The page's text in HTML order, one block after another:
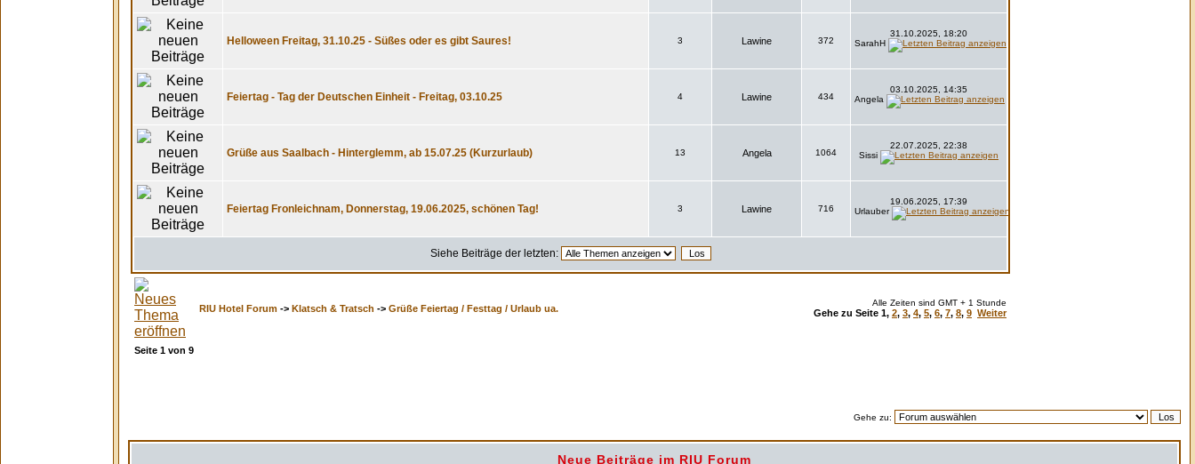
Helloween Freitag, 31.10.25 - Süßes oder es gibt Saures! 3 Lawine 372
31.10.2025, 18:20
SarahH
Feiertag - Tag der Deutschen Einheit - Freitag, 03.10.25 4 Lawine 434
03.10.2025, 14:35
Angela
Grüße aus Saalbach - Hinterglemm, ab 15.07.25 (Kurzurlaub) 13 Angela 1064
22.07.2025, 22:38
Sissi
Feiertag Fronleichnam, Donnerstag, 19.06.2025, schönen Tag! 3 Lawine 716
19.06.2025, 17:39
Urlauber
Siehe Beiträge der letzten:
RIU Hotel Forum -> Klatsch & Tratsch -> Grüße Feiertag / Festtag / Urlaub ua.
Alle Zeiten sind GMT + 1 Stunde
Gehe zu Seite 1, 2, 3, 4, 5, 6, 7, 8, 9 Weiter
Seite 1 von 9
Gehe zu:
Neue Beiträge im RIU Forum